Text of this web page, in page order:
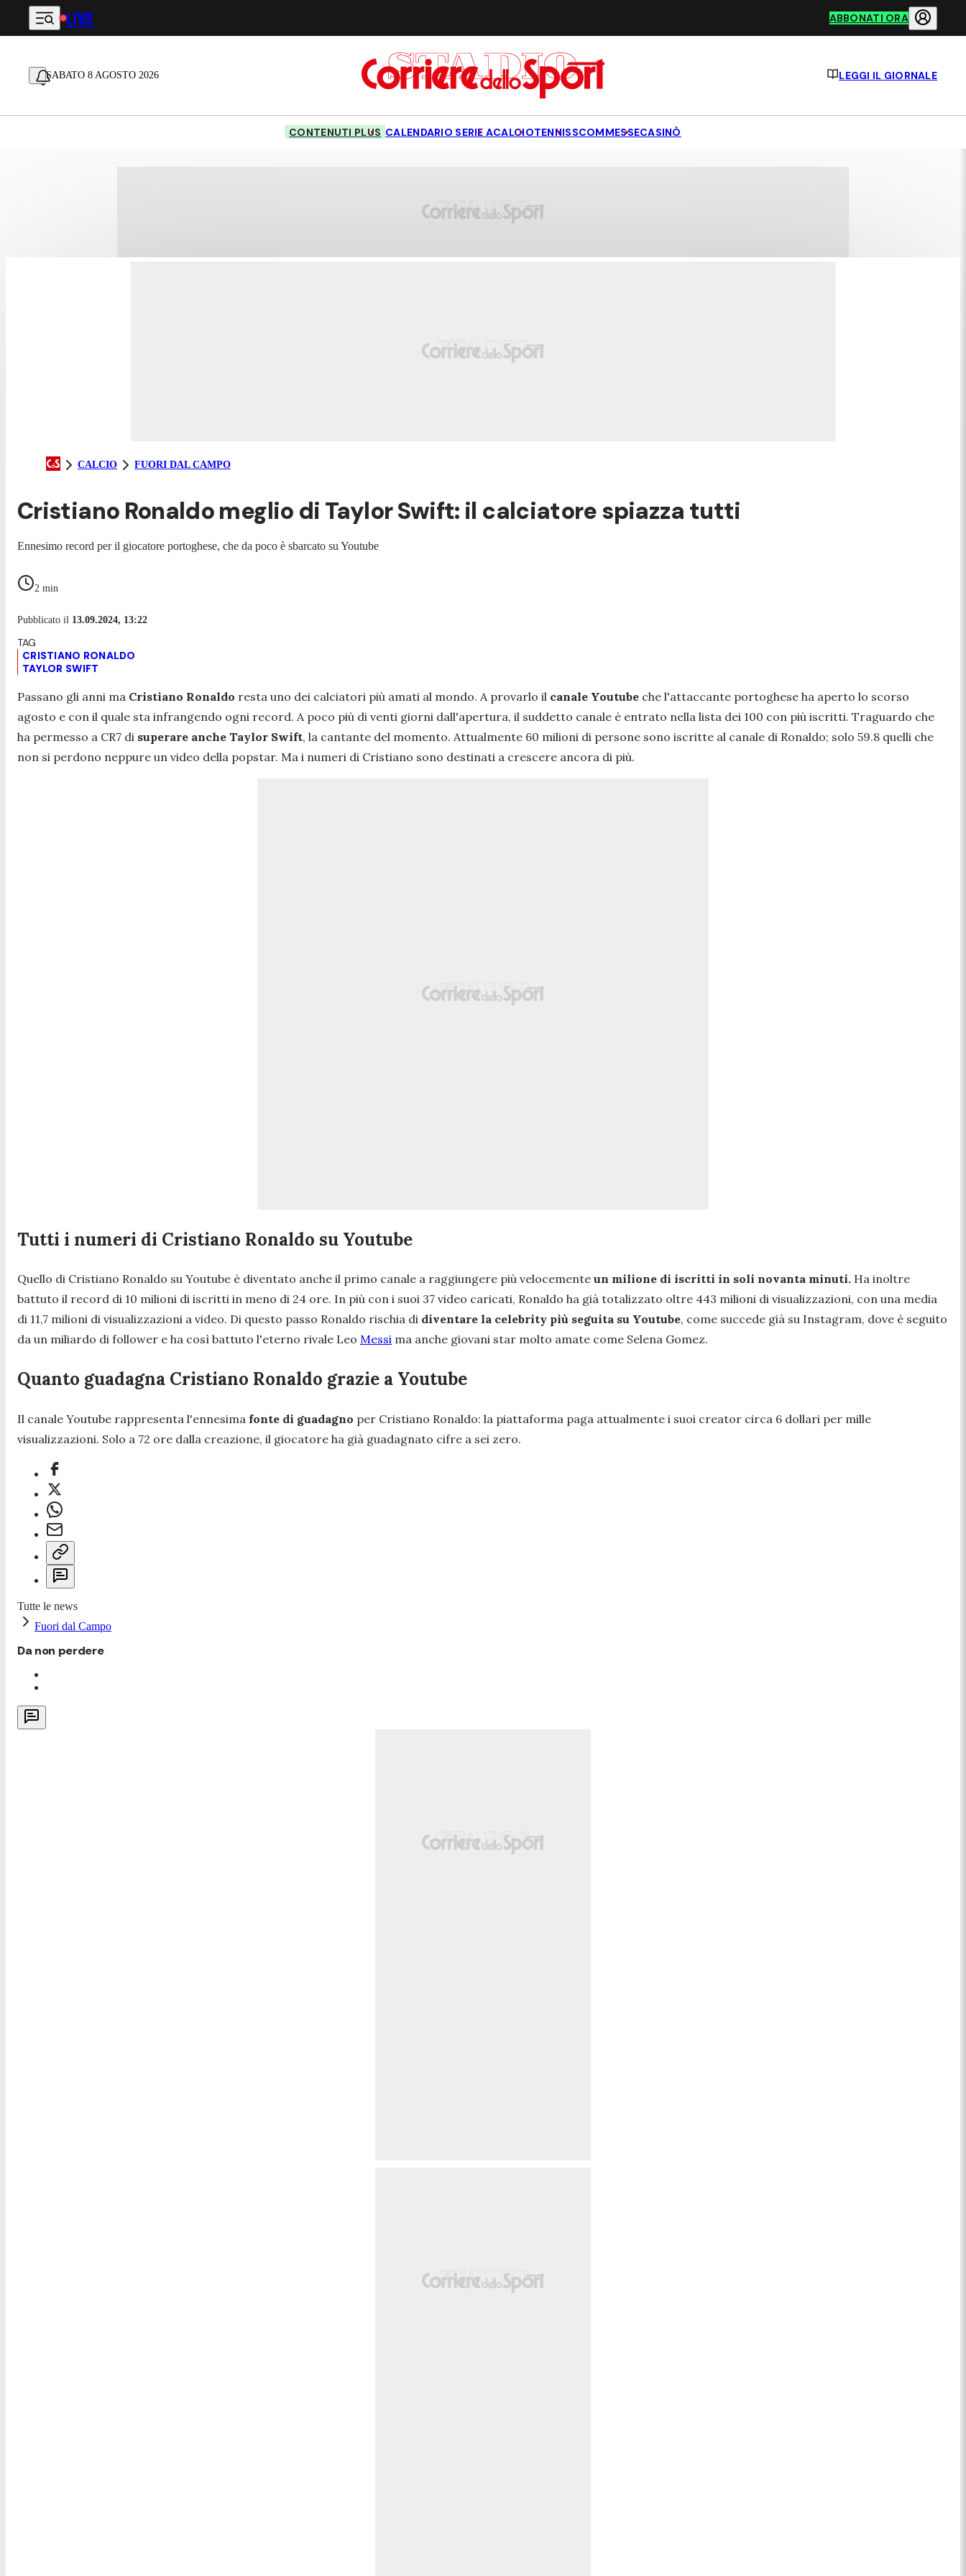
Vai al contenuto principale
LIVE ABBONATI ORA
SABATO 8 AGOSTO 2026 LEGGI IL GIORNALE
CONTENUTI PLUS CALENDARIO SERIE ACALCIOTENNISSCOMMESSECASINÒ
CALCIO FUORI DAL CAMPO
Cristiano Ronaldo meglio di Taylor Swift: il calciatore spiazza tutti
Ennesimo record per il giocatore portoghese, che da poco è sbarcato su Youtube
2 min
Pubblicato il 13.09.2024, 13:22
CRISTIANO RONALDO
TAYLOR SWIFT
Passano gli anni ma Cristiano Ronaldo resta uno dei calciatori più amati al mondo. A provarlo il canale Youtube che l'attaccante portoghese ha aperto lo scorso
agosto e con il quale sta infrangendo ogni record. A poco più di venti giorni dall'apertura, il suddetto canale è entrato nella lista dei 100 con più iscritti. Traguardo che
ha permesso a CR7 di superare anche Taylor Swift, la cantante del momento. Attualmente 60 milioni di persone sono iscritte al canale di Ronaldo; solo 59.8 quelli che
non si perdono neppure un video della popstar. Ma i numeri di Cristiano sono destinati a crescere ancora di più.
Tutti i numeri di Cristiano Ronaldo su Youtube
Quello di Cristiano Ronaldo su Youtube è diventato anche il primo canale a raggiungere più velocemente un milione di iscritti in soli novanta minuti. Ha inoltre
battuto il record di 10 milioni di iscritti in meno di 24 ore. In più con i suoi 37 video caricati, Ronaldo ha già totalizzato oltre 443 milioni di visualizzazioni, con una media
di 11,7 milioni di visualizzazioni a video. Di questo passo Ronaldo rischia di diventare la celebrity più seguita su Youtube, come succede già su Instagram, dove è seguito
da un miliardo di follower e ha così battuto l'eterno rivale Leo Messi ma anche giovani star molto amate come Selena Gomez.
Quanto guadagna Cristiano Ronaldo grazie a Youtube
Il canale Youtube rappresenta l'ennesima fonte di guadagno per Cristiano Ronaldo: la piattaforma paga attualmente i suoi creator circa 6 dollari per mille
visualizzazioni. Solo a 72 ore dalla creazione, il giocatore ha già guadagnato cifre a sei zero.
Tutte le news
Fuori dal Campo
Da non perdere